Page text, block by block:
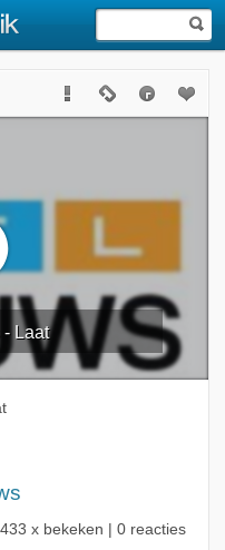
Laat
x bekeken | 0 reacties